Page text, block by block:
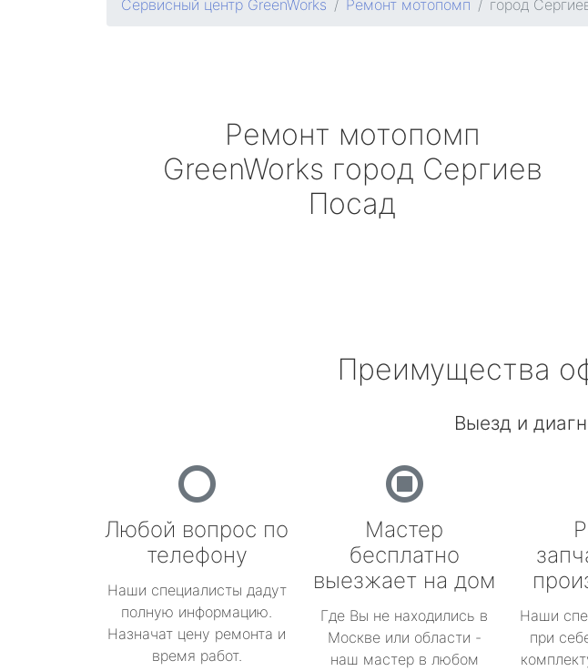
Сервисный центр GreenWorks Ремонт мотопомп город
Ремонт мотопомп
GreenWorks город Сергиев
Посад
Преимущества
Выезд и
Любой вопрос по
телефону
Наши специалисты дадут
полную информацию.
Назначат цену ремонта и
время работ.
Мастер
бесплатно
выезжает на дом
Где Вы не находились в
Москве или области -
наш мастер в любом
Наши
при